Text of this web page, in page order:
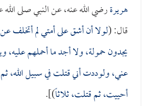
هريرةرضي الله عنه، عن النبي صلى الله
قال: (لولا أن أشق على أمتي لم أتخلف
يجدون حمولة، ولا أجد ما أحملهم
عني، ولوددت أني قتلت في سبيل الله،
أحييت، ثم قتلت، ثلاثاً)].